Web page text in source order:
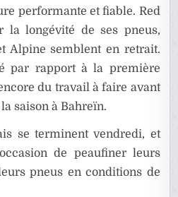
performante et fiable. Red
la longévité de ses pneus,
Alpine semblent en retrait.
par rapport à la première
du travail à faire avant
saison à Bahreïn.
se terminent vendredi, et
de peaufiner leurs
pneus en conditions de